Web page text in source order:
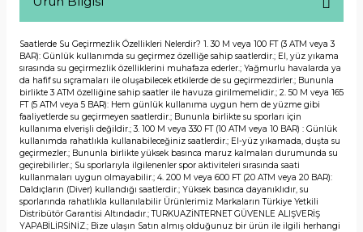
Saatlerde Su Geçirmezlik Özellikleri Nelerdir? 1. 30 M veya 100 FT (3 ATM veya 3
BAR): Günlük kullanımda su geçirmez özelliğe sahip saatlerdir.; El, yüz yıkama
sırasında su geçirmezlik özelliklerini muhafaza ederler.; Yağmurlu havalarda ya
da hafif su sıçramaları ile oluşabilecek etkilerde de su geçirmezdirler.; Bununla
birlikte 3 ATM özelliğine sahip saatler ile havuza girilmemelidir.; 2. 50 M veya 165
FT (5 ATM veya 5 BAR): Hem günlük kullanıma uygun hem de yüzme gibi
faaliyetlerde su geçirmeyen saatlerdir.; Bununla birlikte su sporları için
kullanıma elverişli değildir.; 3. 100 M veya 330 FT (10 ATM veya 10 BAR) : Günlük
kullanımda rahatlıkla kullanabileceğiniz saatlerdir.; El-yüz yıkamada, duşta su
geçirmezler.; Bununla birlikte yüksek basınca maruz kalmaları durumunda su
geçirebilirler.; Su sporlarıyla ilgilenenler spor aktiviteleri sırasında saati
kullanmaları uygun olmayabilir.; 4. 200 M veya 600 FT (20 ATM veya 20 BAR):
Daldıçların (Diver) kullandığı saatlerdir.; Yüksek basınca dayanıklıdır, su
sporlarında rahatlıkla kullanılabilir Ürünlerimiz Markaların Türkiye Yetkili
Distribütör Garantisi Altındadır.; TURKUAZİNTERNET GÜVENLE ALIŞVERİŞ
YAPABİLİRSİNİZ.; Bize ulaşın Satın almış olduğunuz bir ürün ile ilgili herhangi